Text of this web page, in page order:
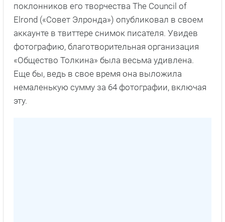
поклонников его творчества The Council of
Elrond («Совет Элронда») опубликовал в своем
аккаунте в твиттере снимок писателя. Увидев
фотографию, благотворительная организация
«Общество Толкина» была весьма удивлена.
Еще бы, ведь в свое время она выложила
немаленькую сумму за 64 фотографии, включая
эту.